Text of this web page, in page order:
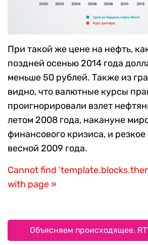
При такой же цене на нефть,
поздней осенью 2014 года
меньше 50 рублей. Также из
видно, что валютные курсы
проигнорировали взлет
летом 2008 года, накануне
финансового кризиса, и
весной 2009 года.
Cannot find
with page »
Объясняем происходящее.